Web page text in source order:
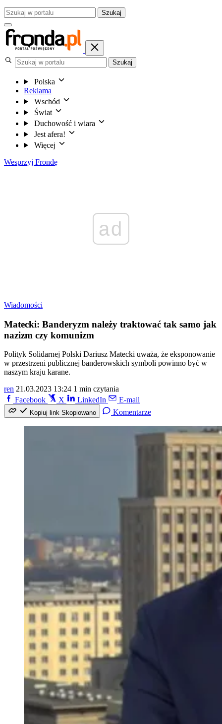
Szukaj
Szukaj
Polska
Reklama
Wschód
Świat
Duchowość i wiara
Jest afera!
Więcej
Wesprzyj Frondę
ad
Wiadomości
Matecki: Banderyzm należy traktować tak samo jak
nazizm czy komunizm
Polityk Solidarnej Polski Dariusz Matecki uważa, że eksponowanie
w przestrzeni publicznej banderowskich symboli powinno być w
naszym kraju karane.
ren 21.03.2023 13:24 1 min czytania
Facebook
X LinkedIn E-mail
Kopiuj link Skopiowano Komentarze